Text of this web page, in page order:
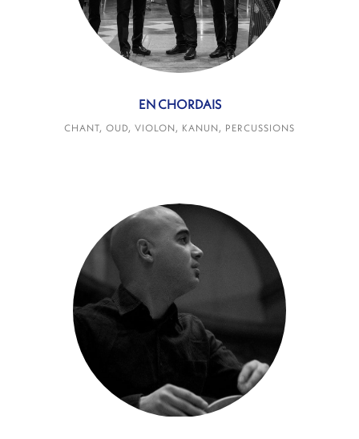
EN CHORDAIS
CHANT, OUD, VIOLON, KANUN, PERCUSSIONS